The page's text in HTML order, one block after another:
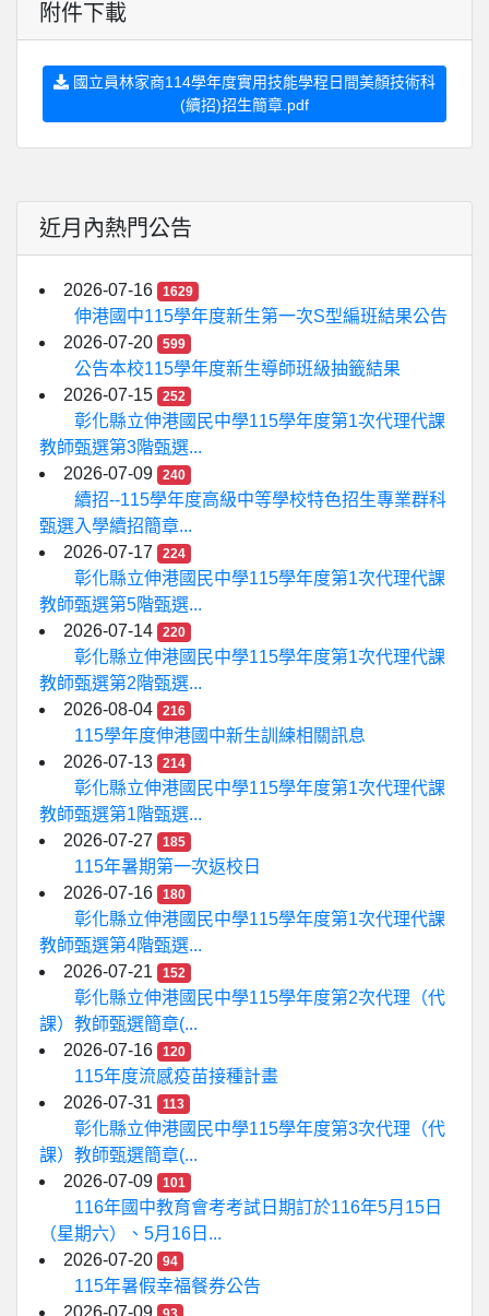
附件下載
國立員林家商114學年度實用技能學程日間美顏技術科
(續招)招生簡章.pdf
近月內熱門公告
2026-07-16 1629
伸港國中115學年度新生第一次S型編班結果公告
2026-07-20
599
公告本校115學年度新生導師班級抽籤結果
2026-07-15
252
彰化縣立伸港國民中學115學年度第1次代理代課
教師甄選第3階甄選...
2026-07-09
240
續招--115學年度高級中等學校特色招生專業群科
甄選入學續招簡章...
2026-07-17
224
彰化縣立伸港國民中學115學年度第1次代理代課
教師甄選第5階甄選...
2026-07-14
220
彰化縣立伸港國民中學115學年度第1次代理代課
教師甄選第2階甄選...
2026-08-04
216
115學年度伸港國中新生訓練相關訊息
2026-07-13
214
彰化縣立伸港國民中學115學年度第1次代理代課
教師甄選第1階甄選...
2026-07-27
185
115年暑期第一次返校日
2026-07-16
180
彰化縣立伸港國民中學115學年度第1次代理代課
教師甄選第4階甄選...
2026-07-21
152
彰化縣立伸港國民中學115學年度第2次代理（代
課）教師甄選簡章(...
2026-07-16
120
115年度流感疫苗接種計畫
2026-07-31
113
彰化縣立伸港國民中學115學年度第3次代理（代
課）教師甄選簡章(...
2026-07-09
101
116年國中教育會考考試日期訂於116年5月15日
（星期六）、5月16日...
2026-07-20
94
115年暑假幸福餐券公告
2026-07-09